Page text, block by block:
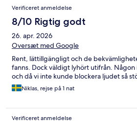
Verificeret anmeldelse
8/10 Rigtig godt
26. apr. 2026
Oversæt med Google
Rent, lättillgängligt och de
fanns. Dock väldigt lyhört utifrån.
och då vi inte kunde blockera ljudet så
Niklas, rejse på 1 nat
Verificeret anmeldelse